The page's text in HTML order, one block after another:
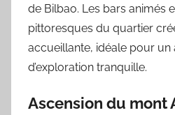
de Bilbao. Les bars animés
pittoresques du quartier
accueillante, idéale pour un
d’exploration tranquille.
Ascension du mont